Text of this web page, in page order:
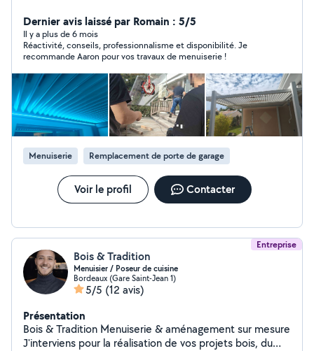
Montage de vos divers meubles en kit Je produits des
devis pour vos prises en charge assurances J'aide mes
clients PARTiculiers et PROfessionnels à choisir leurs
nouvelles menuiseries et je les conseille pour trouver
ensemble un mode de pose qui conviendra le mieux à
leur souhait en tenant compte des contraintes
techniques. Mon rayon de travail est la gironde (et à la
demande en fonction du projet) et j'œuvre en solo ou
en équipe en fonction du projet.
Dernier avis laissé par Romain : 5/5
Il y a plus de 6 mois
Réactivité, conseils, professionnalisme et disponibilité. Je
recommande Aaron pour vos travaux de menuiserie !
Menuiserie Remplacement de porte de garage
Voir le profil Contacter
Entreprise
Bois & Tradition
Menuisier / Poseur de cuisine
Bordeaux (Gare Saint-Jean 1)
5/5 (12 avis)
Présentation
Bois & Tradition Menuiserie & aménagement sur mesure
J'interviens pour la réalisation de vos projets bois, du